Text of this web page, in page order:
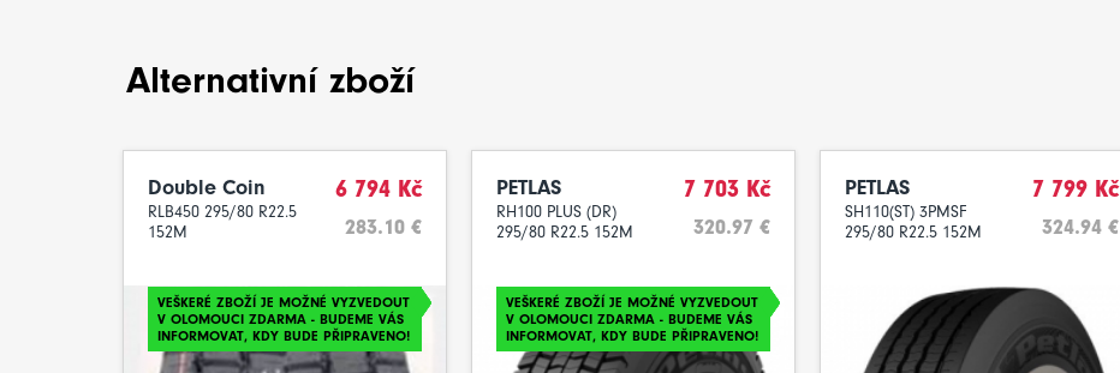
Alternativní zboží
Double Coin
RLB450 295/80 R22.5
152M
6 794 Kč
283.10 €
VEŠKERÉ ZBOŽÍ JE MOŽNÉ VYZVEDOUT
V OLOMOUCI ZDARMA - BUDEME VÁS
INFORMOVAT, KDY BUDE PŘIPRAVENO!
PETLAS
RH100 PLUS (DR)
295/80 R22.5 152M
7 703 Kč
320.97 €
VEŠKERÉ ZBOŽÍ JE MOŽNÉ VYZVEDOUT
V OLOMOUCI ZDARMA - BUDEME VÁS
INFORMOVAT, KDY BUDE PŘIPRAVENO!
PETLAS
SH110(ST) 3PMSF
295/80 R22.5 152M
7 799 Kč
324.94 €